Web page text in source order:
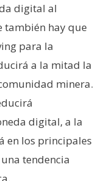
digital al
también hay que
para la
a la mitad la
minera.
digital, a la
en los principales
tendencia